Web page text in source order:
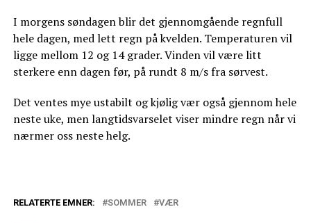
I morgens søndagen blir det gjennomgående regnfull
hele dagen, med lett regn på kvelden. Temperaturen vil
ligge mellom 12 og 14 grader. Vinden vil være litt
sterkere enn dagen før, på rundt 8 m/s fra sørvest.
Det ventes mye ustabilt og kjølig vær også gjennom hele
neste uke, men langtidsvarselet viser mindre regn når vi
nærmer oss neste helg.
RELATERTE EMNER: SOMMER VÆR